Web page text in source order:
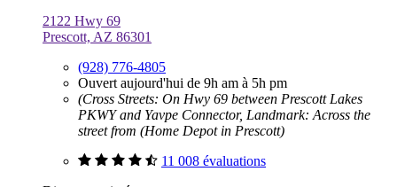
2122 Hwy 69
Prescott, AZ 86301
(928) 776-4805
Ouvert aujourd'hui de 9h am à 5h pm
(Cross Streets: On Hwy 69 between Prescott Lakes
PKWY and Yavpe Connector, Landmark: Across the
street from (Home Depot in Prescott)
11 008 évaluations